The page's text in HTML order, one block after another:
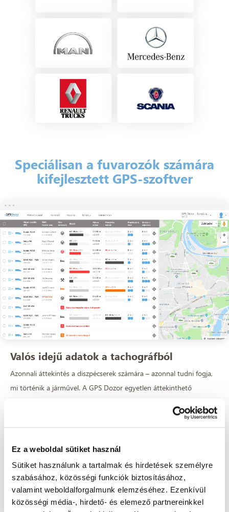
Ez a weboldal sütiket használ
Sütiket használunk a tartalmak és hirdetések személyre
szabásához, közösségi funkciók biztosításához,
valamint weboldalforgalmunk elemzéséhez. Ezenkívül
közösségi média-, hirdető- és elemező partnereinkkel
Speciálisan a fuvarozók számára
kifejlesztett GPS-szoftver
Valós idejű adatok a tachográfból
Azonnali áttekintés a diszpécserek számára – azonnal tudni fogja,
mi történik a járművel. A GPS Dozor egyetlen áttekinthető
Pihenőig hátralévő idő
A napi vezetési idő meghosszabbításának fennmaradó száma
A napi pihenőidő lerövidítésének fennmaradó száma
Utolsó napi pihenő